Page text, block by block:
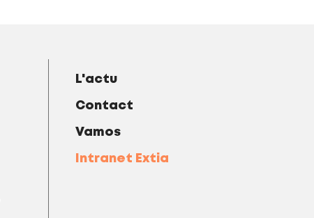
L'actu
Contact
Vamos
Intranet Extia